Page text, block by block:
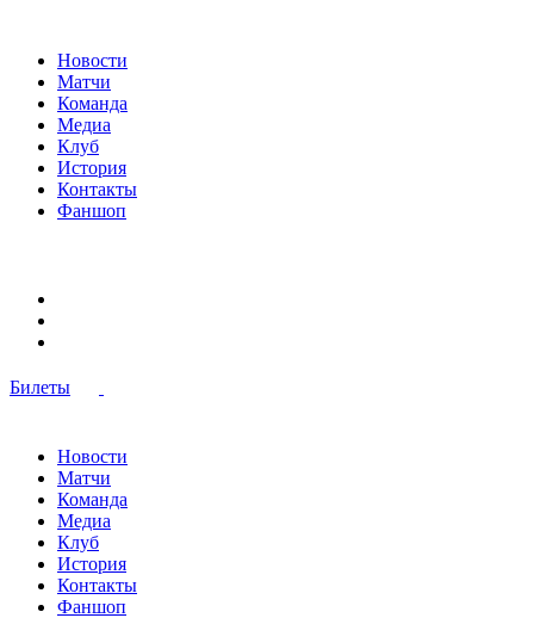
Новости
Матчи
Команда
Медиа
Клуб
История
Контакты
Фаншоп
Билеты
Новости
Матчи
Команда
Медиа
Клуб
История
Контакты
Фаншоп